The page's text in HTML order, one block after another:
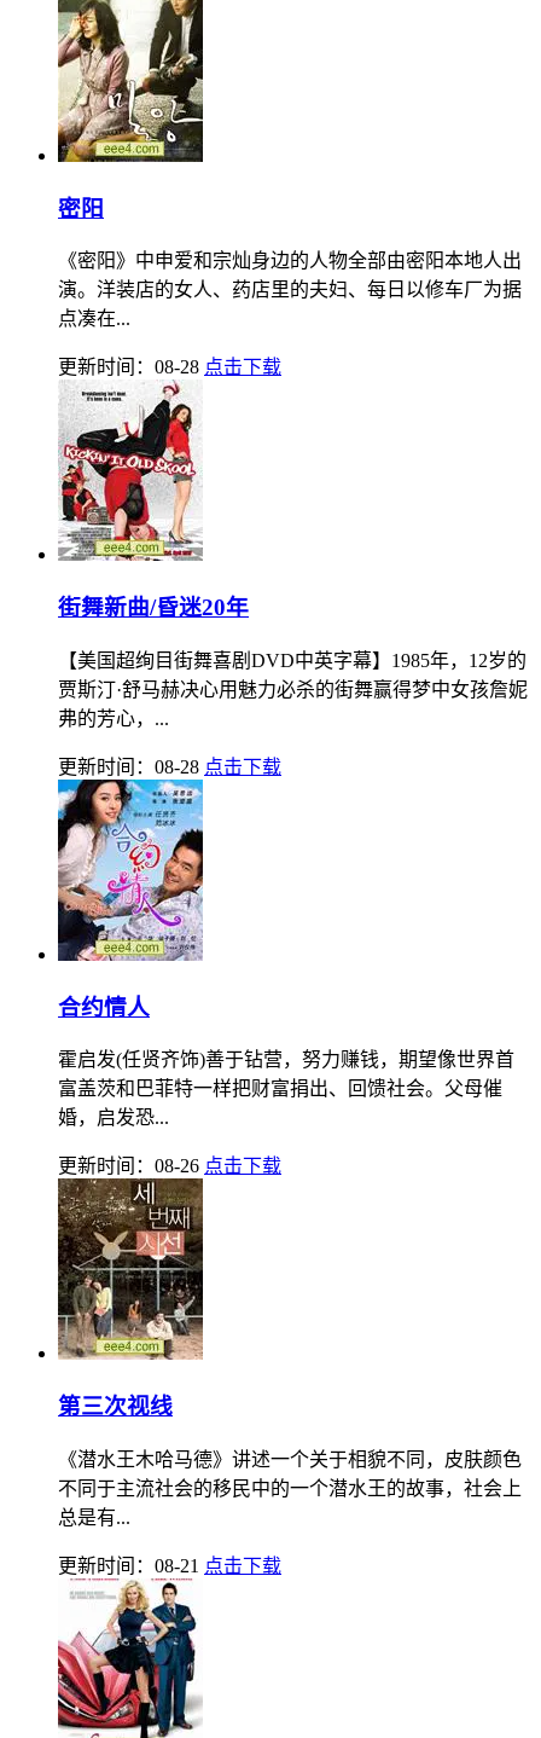
密阳
《密阳》中申爱和宗灿身边的人物全部由密阳本地人出
演。洋装店的女人、药店里的夫妇、每日以修车厂为据
点凑在...
更新时间：08-28 点击下载
街舞新曲/昏迷20年
【美国超绚目街舞喜剧DVD中英字幕】1985年，12岁的
贾斯汀·舒马赫决心用魅力必杀的街舞赢得梦中女孩詹妮
弗的芳心，...
更新时间：08-28 点击下载
合约情人
霍启发(任贤齐饰)善于钻营，努力赚钱，期望像世界首
富盖茨和巴菲特一样把财富捐出、回馈社会。父母催
婚，启发恐...
更新时间：08-26 点击下载
第三次视线
《潜水王木哈马德》讲述一个关于相貌不同，皮肤颜色
不同于主流社会的移民中的一个潜水王的故事，社会上
总是有...
更新时间：08-21 点击下载